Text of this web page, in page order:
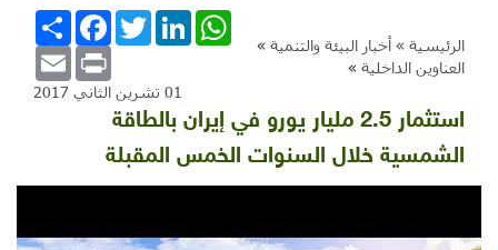
الرئيسية » أخبار البيئة والتنمية »
العناوين الداخلية »
انشر
FacebookTwitterLinkedInWhatsApp
Email Print
01 تشرين الثاني 2017
استثمار 2.5 مليار يورو في إيران بالطاقة
الشمسية خلال السنوات الخمس المقبلة